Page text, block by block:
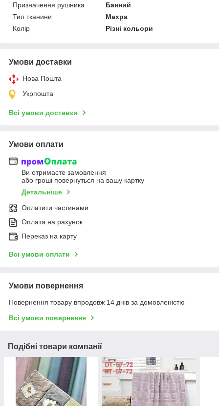
Призначення рушника
Банний
Тип тканини
Махра
Колір
Різні кольори
Умови доставки
Нова Пошта
Укрпошта
Всі умови доставки
Умови оплати
Ви отримаєте замовлення
або гроші повернуться на вашу картку
Детальніше
Оплатити частинами
Оплата на рахунок
Переказ на карту
Всі умови оплати
Умови повернення
Повернення товару впродовж 14 днів за домовленістю
Всі умови повернення
Подібні товари компанії